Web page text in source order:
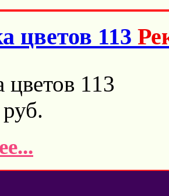
цветов 113
цветов 113
руб.